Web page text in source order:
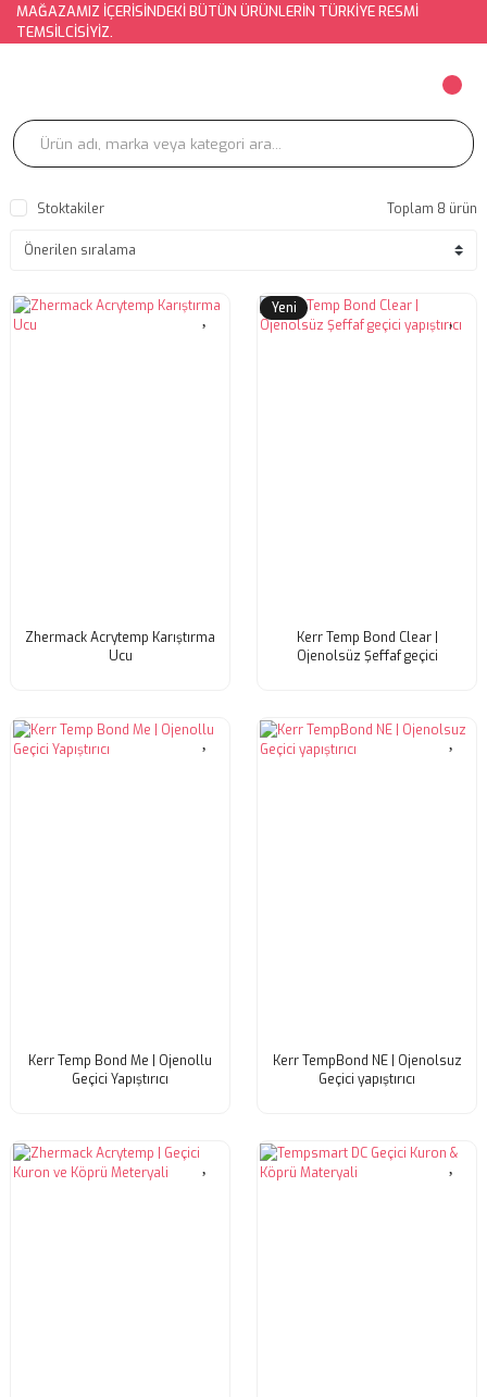
MAĞAZAMIZ İÇERİSİNDEKİ BÜTÜN ÜRÜNLERİN TÜRKİYE RESMİ
TEMSİLCİSİYİZ.
Stoktakiler Toplam 8 ürün
Zhermack Acrytemp Karıştırma
Ucu
Yeni
Kerr Temp Bond Clear |
Ojenolsüz Şeffaf geçici
Kerr Temp Bond Me | Ojenollu
Geçici Yapıştırıcı
Kerr TempBond NE | Ojenolsuz
Geçici yapıştırıcı